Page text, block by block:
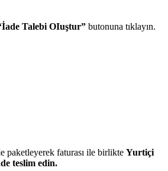
Talebi OIuştur” butonuna tıklayın.
paketleyerek faturası ile birlikte Yurtiçi
teslim edin.